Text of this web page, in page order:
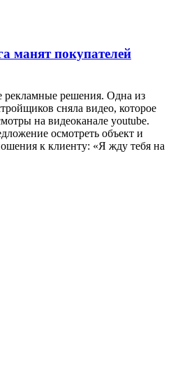
манят покупателей
рекламные решения. Одна из
сняла видео, которое
на видеоканале youtube.
осмотреть объект и
к клиенту: «Я жду тебя на